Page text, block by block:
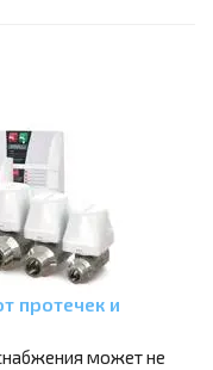
протечек и
может не